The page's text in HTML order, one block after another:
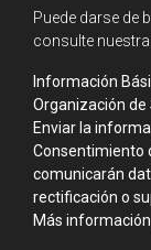
Puede darse de
consulte
Información
Organización de
Enviar la
Consentimiento
comunicarán
rectificación o
Más